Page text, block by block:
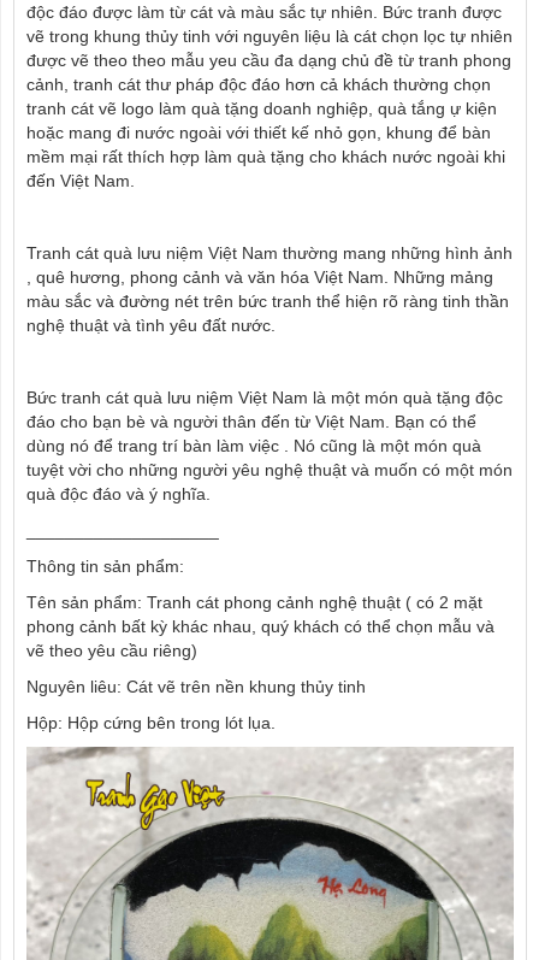
độc đáo được làm từ cát và màu sắc tự nhiên. Bức tranh được
vẽ trong khung thủy tinh với nguyên liệu là cát chọn lọc tự nhiên
được vẽ theo theo mẫu yeu cầu đa dạng chủ đề từ tranh phong
cảnh, tranh cát thư pháp độc đáo hơn cả khách thường chọn
tranh cát vẽ logo làm quà tặng doanh nghiệp, quà tắng ự kiện
hoặc mang đi nước ngoài với thiết kế nhỏ gọn, khung để bàn
mềm mại rất thích hợp làm quà tặng cho khách nước ngoài khi
đến Việt Nam.
Tranh cát quà lưu niệm Việt Nam thường mang những hình ảnh
, quê hương, phong cảnh và văn hóa Việt Nam. Những mảng
màu sắc và đường nét trên bức tranh thể hiện rõ ràng tinh thần
nghệ thuật và tình yêu đất nước.
Bức tranh cát quà lưu niệm Việt Nam là một món quà tặng độc
đáo cho bạn bè và người thân đến từ Việt Nam. Bạn có thể
dùng nó để trang trí bàn làm việc . Nó cũng là một món quà
tuyệt vời cho những người yêu nghệ thuật và muốn có một món
quà độc đáo và ý nghĩa.
Thông tin sản phẩm:
Tên sản phẩm: Tranh cát phong cảnh nghệ thuật ( có 2 mặt
phong cảnh bất kỳ khác nhau, quý khách có thể chọn mẫu và
vẽ theo yêu cầu riêng)
Nguyên liêu: Cát vẽ trên nền khung thủy tinh
Hộp: Hộp cứng bên trong lót lụa.